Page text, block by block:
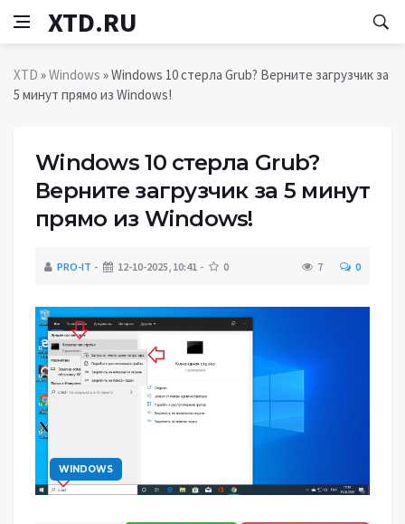
XTD.RU
XTD »Windows » Windows 10 стерла Grub? Верните загрузчик за
5 минут прямо из Windows!
Windows 10 стерла Grub?
Верните загрузчик за 5 минут
прямо из Windows!
PRO-IT 12-10-2025, 10:41 0 7 0
WINDOWS